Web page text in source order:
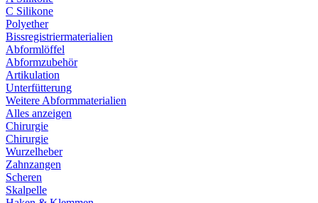
C Silikone
Polyether
Bissregistriermaterialien
Abformlöffel
Abformzubehör
Artikulation
Unterfütterung
Weitere Abformmaterialien
Alles anzeigen
Chirurgie
Chirurgie
Wurzelheber
Zahnzangen
Scheren
Skalpelle